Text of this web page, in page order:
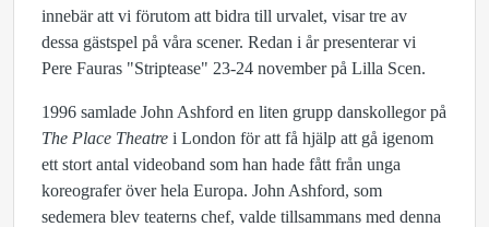
innebär att vi förutom att bidra till urvalet, visar tre av
dessa gästspel på våra scener. Redan i år presenterar vi
Pere Fauras "Striptease" 23-24 november på Lilla Scen.
1996 samlade John Ashford en liten grupp danskollegor på
The Place Theatre i London för att få hjälp att gå igenom
ett stort antal videoband som han hade fått från unga
koreografer över hela Europa. John Ashford, som
sedemera blev teaterns chef, valde tillsammans med denna